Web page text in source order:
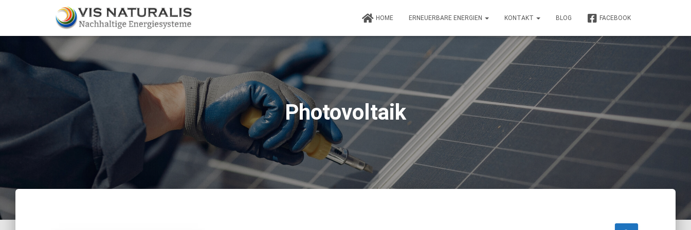
HOME ERNEUERBARE ENERGIEN KONTAKT BLOG FACEBOOK
Photovoltaik